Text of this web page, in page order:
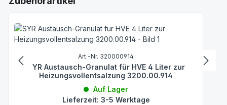
Art.-Nr. 320000914
SYR Austausch-Granulat für HVE 4 Liter zur
Heizungsvollentsalzung 3200.00.914
Auf Lager
Lieferzeit: 3-5 Werktage